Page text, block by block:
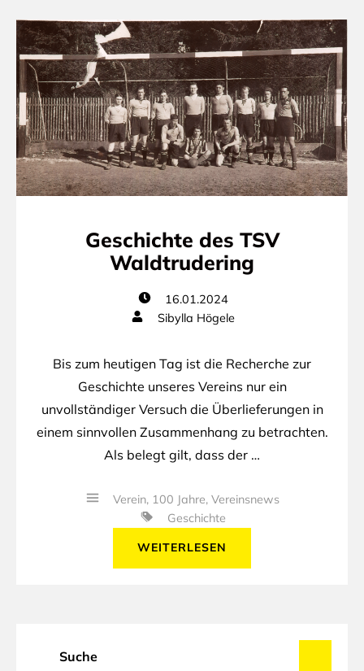
Geschichte des TSV
Waldtrudering
16.01.2024
Sibylla Högele
Bis zum heutigen Tag ist die Recherche zur
Geschichte unseres Vereins nur ein
unvollständiger Versuch die Überlieferungen in
einem sinnvollen Zusammenhang zu betrachten.
Als belegt gilt, dass der …
Verein, 100 Jahre, Vereinsnews
Geschichte
WEITERLESEN